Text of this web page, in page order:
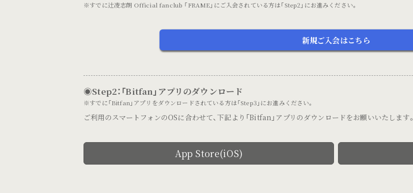
※すでに辻凌志朗 Official fanclub 「FRAME」にご入会されている方は「Step2」にお進みください。
新規ご入会はこちら
◉Step2：「Bitfan」アプリのダウンロード
※すでに「Bitfan」アプリをダウンロードされている方は「Step3」にお進みください。
ご利用のスマートフォンのOSに合わせて、下記より「Bitfan」アプリのダウンロードをお願いいたします。
App Store(iOS)